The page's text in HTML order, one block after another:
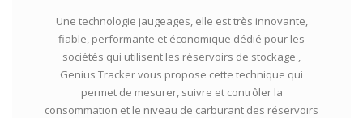
Une technologie jaugeages, elle est très innovante,
fiable, performante et économique dédié pour les
sociétés qui utilisent les réservoirs de stockage ,
Genius Tracker vous propose cette technique qui
permet de mesurer, suivre et contrôler la
consommation et le niveau de carburant des réservoirs